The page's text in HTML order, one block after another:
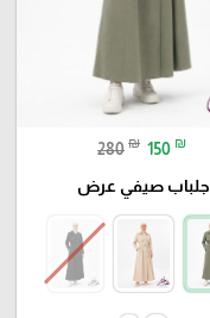
280 ₪ 150 ₪
جلباب صيفي عرض